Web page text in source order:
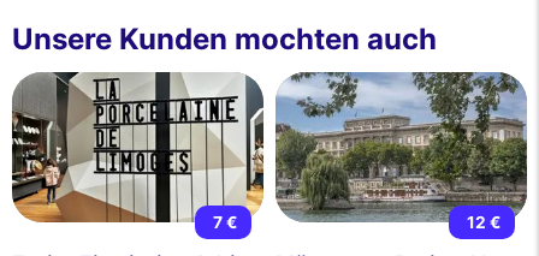
Unsere Kunden mochten auch
7 € 12 €